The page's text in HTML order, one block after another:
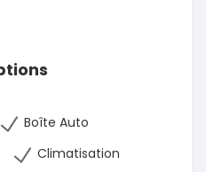
Boîte Auto
Climatisation